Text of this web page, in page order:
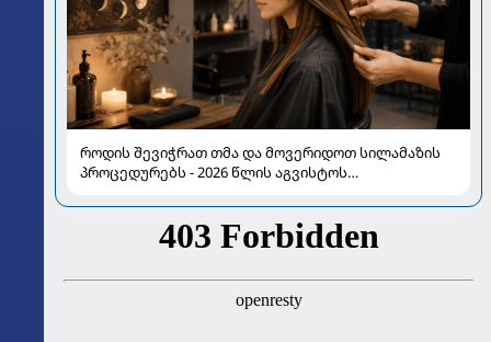
როდის შევიჭრათ თმა და მოვერიდოთ სილამაზის
პროცედურებს - 2026 წლის აგვისტოს